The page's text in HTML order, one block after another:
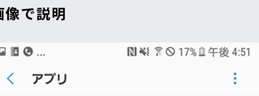
で説明